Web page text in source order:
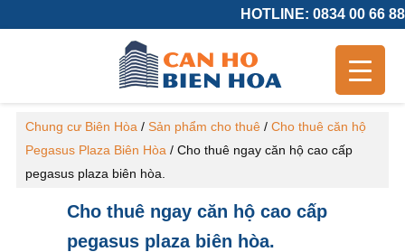
HOTLINE: 0834 00 66 88
Chung cư Biên Hòa / Sản phẩm cho thuê/ Cho thuê căn hộ
Pegasus Plaza Biên Hòa / Cho thuê ngay căn hộ cao cấp
pegasus plaza biên hòa.
Cho thuê ngay căn hộ cao cấp
pegasus plaza biên hòa.